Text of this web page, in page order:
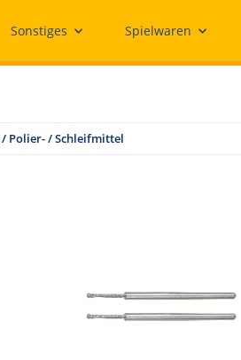
Sonstiges Spielwaren
Polier- / Schleifmittel